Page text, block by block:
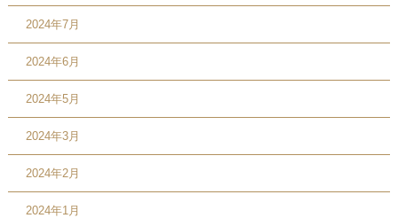
2024年7月
2024年6月
2024年5月
2024年3月
2024年2月
2024年1月